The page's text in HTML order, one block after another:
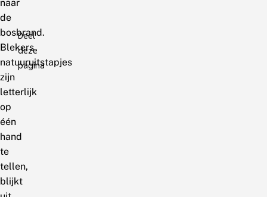
naar
de
bosbrand.
Blekers
natuuruitstapjes
zijn
letterlijk
op
één
hand
te
tellen,
blijkt
Deel
deze
pagina